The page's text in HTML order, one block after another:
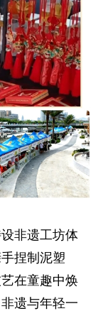
非遗工坊体
捏制泥塑
在童趣中焕
遗与年轻一